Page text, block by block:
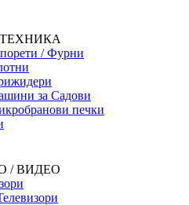
/ Фурни
за Садови
печки
/ ВИДЕО